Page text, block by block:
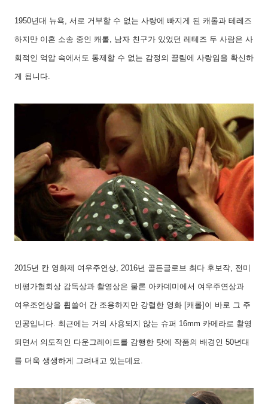
1950년대 뉴욕, 서로 거부할 수 없는 사랑에 빠지게 된 캐롤과 테레즈
하지만 이혼 소송 중인 캐롤, 남자 친구가 있었던 레테즈 두 사람은 사
회적인 억압 속에서도 통제할 수 없는 감정의 끌림에 사랑임을 확신하
게 됩니다.
2015년 칸 영화제 여우주연상 , 2016년 골든글로브 최다 후보작 전미
비평가협회상 감독상과 촬영상은 물론 아카데미에서 여우주연상과
여우조연상을 휩쓸어 간 조용하지만 강렬한 영화 [캐롤]이 바로 그 주
인공입니다 최근에는 거의 사용되지 않는 슈퍼 16mm 카메라로 촬영
되면서 의도적인 다운그레이드를 감행한 탓에 작품의 배경인 50년대
를 더욱 생생하게 그려내고 있는데요